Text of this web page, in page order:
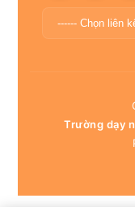
Trường dạy